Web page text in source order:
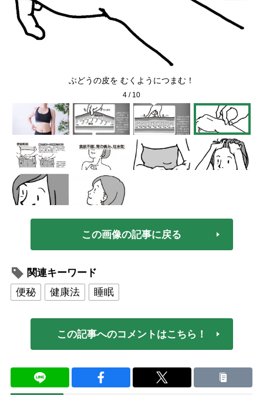
ぶどうの皮を むくようにつまむ！
4 / 10
この画像の記事に戻る
関連キーワード
便秘
健康法 睡眠
この記事へのコメントはこちら！